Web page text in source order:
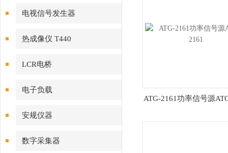
电视信号发生器
热成像仪 T440
LCR电桥
电子负载
安规仪器
数字采集器
ATG-2161功率信号源